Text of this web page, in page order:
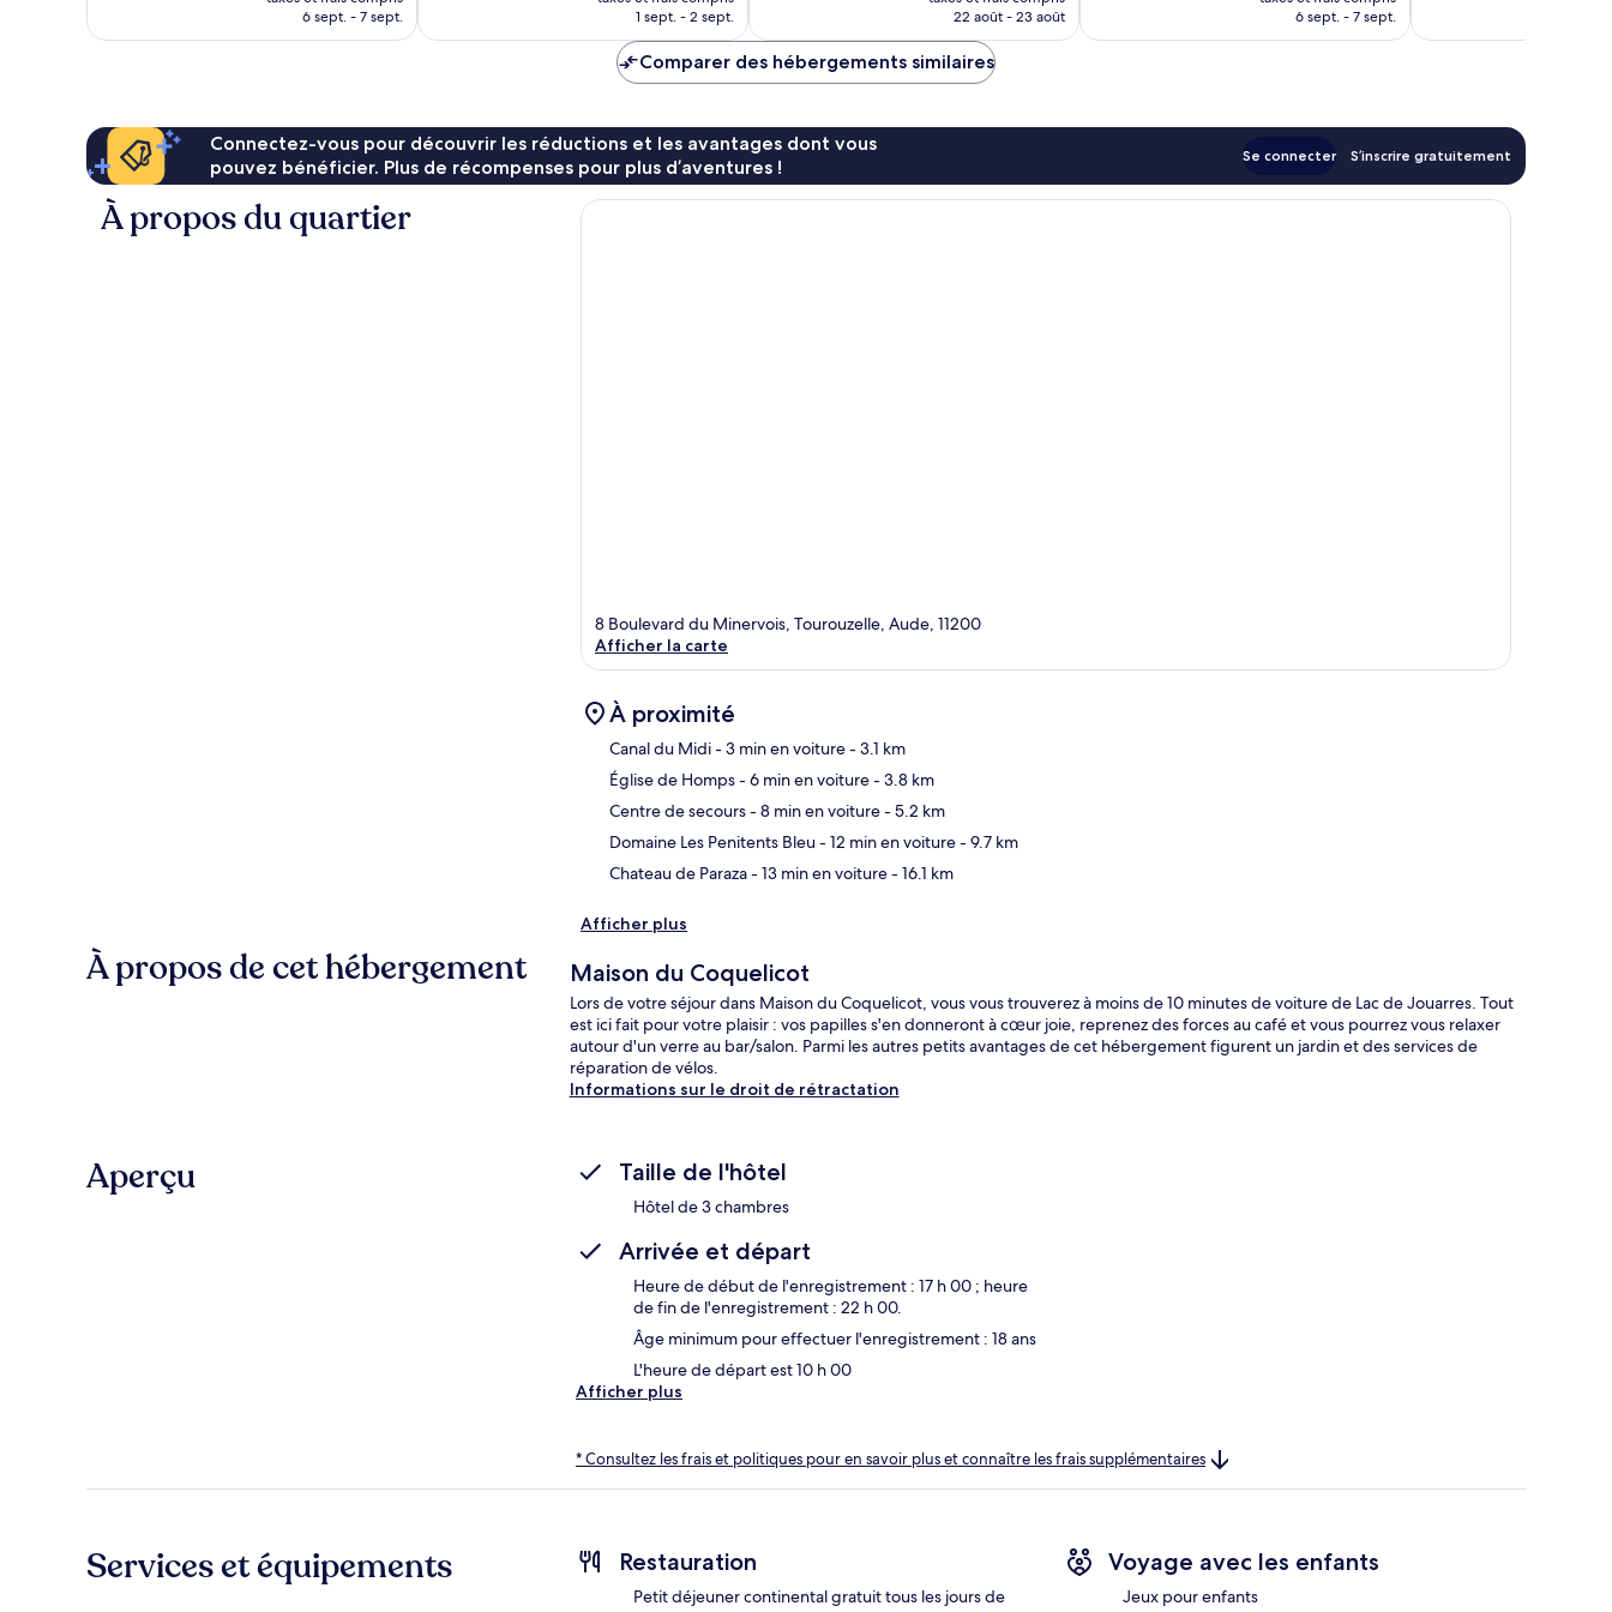
prix
6 sept. - 7 sept.
prix
de
68 €
1 sept. - 2 sept.
prix
22 août - 23 août
prix
6 sept. - 7 sept.
Comparer des hébergements similaires
Connectez-vous pour découvrir les réductions et les avantages dont vous
pouvez bénéficier. Plus de récompenses pour plus d’aventures !
Se connecter S’inscrire gratuitement
À propos du quartier
8 Boulevard du Minervois, Tourouzelle, Aude, 11200
Afficher la carte
À proximité
Canal du Midi- 3 min en voiture- 3.1 km
Église de Homps- 6 min en voiture- 3.8 km
Centre de secours- 8 min en voiture- 5.2 km
Domaine Les Penitents Bleu- 12 min en voiture- 9.7 km
Chateau de Paraza- 13 min en voiture- 16.1 km
Afficher plus
À propos de cet hébergement Maison du Coquelicot
Lors de votre séjour dans Maison du Coquelicot, vous vous trouverez à moins de 10 minutes de voiture de Lac de Jouarres. Tout
est ici fait pour votre plaisir : vos papilles s'en donneront à cœur joie, reprenez des forces au café et vous pourrez vous relaxer
autour d'un verre au bar/salon. Parmi les autres petits avantages de cet hébergement figurent un jardin et des services de
réparation de vélos.
Informations sur le droit de rétractation
Aperçu Taille de l'hôtel
Hôtel de 3 chambres
Arrivée et départ
Heure de début de l'enregistrement : 17 h 00 ; heure
de fin de l'enregistrement : 22 h 00.
Âge minimum pour effectuer l'enregistrement : 18 ans
L'heure de départ est 10 h 00
Afficher plus
* Consultez les frais et politiques pour en savoir plus et connaître les frais supplémentaires
Services et équipements Restauration
Petit déjeuner continental gratuit tous les jours de
Voyage avec les enfants
Jeux pour enfants